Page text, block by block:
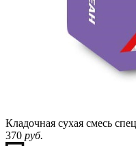
Кладочная сухая смесь
370 руб.